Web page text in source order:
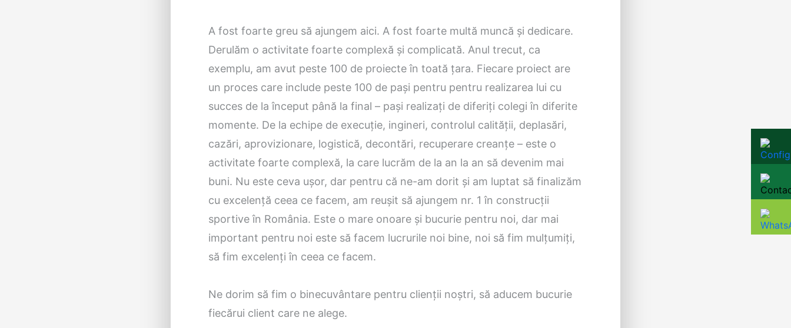
A fost foarte greu să ajungem aici. A fost foarte multă muncă și dedicare.
Derulăm o activitate foarte complexă și complicată. Anul trecut, ca
exemplu, am avut peste 100 de proiecte în toată țara. Fiecare proiect are
un proces care include peste 100 de pași pentru pentru realizarea lui cu
succes de la început până la final – pași realizați de diferiți colegi în diferite
momente. De la echipe de execuție, ingineri, controlul calității, deplasări,
cazări, aprovizionare, logistică, decontări, recuperare creanțe – este o
activitate foarte complexă, la care lucrăm de la an la an să devenim mai
buni. Nu este ceva ușor, dar pentru că ne-am dorit și am luptat să finalizăm
cu excelență ceea ce facem, am reușit să ajungem nr. 1 în construcții
sportive în România. Este o mare onoare și bucurie pentru noi, dar mai
important pentru noi este să facem lucrurile noi bine, noi să fim mulțumiți,
să fim excelenți în ceea ce facem.
Ne dorim să fim o binecuvântare pentru clienții noștri, să aducem bucurie
fiecărui client care ne alege.